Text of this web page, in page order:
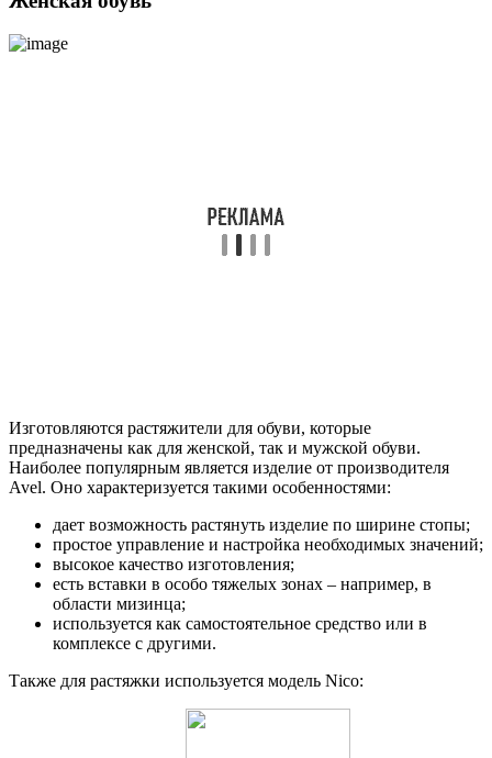
Изготовляются растяжители для обуви, которые
предназначены как для женской, так и мужской обуви.
Наиболее популярным является изделие от производителя
Avel. Оно характеризуется такими особенностями:
дает возможность растянуть изделие по ширине стопы;
простое управление и настройка необходимых значений;
высокое качество изготовления;
есть вставки в особо тяжелых зонах – например, в
области мизинца;
используется как самостоятельное средство или в
комплексе с другими.
Также для растяжки используется модель Nico: